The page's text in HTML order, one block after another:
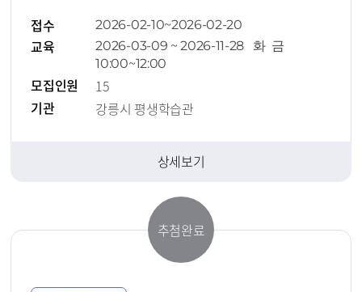
접수 2026-02-10~2026-02-20
교육
2026-03-09 ~ 2026-11-28 화 금
10:00~12:00
모집인원
15
기관
강릉시 평생학습관
상세보기
추첨완료